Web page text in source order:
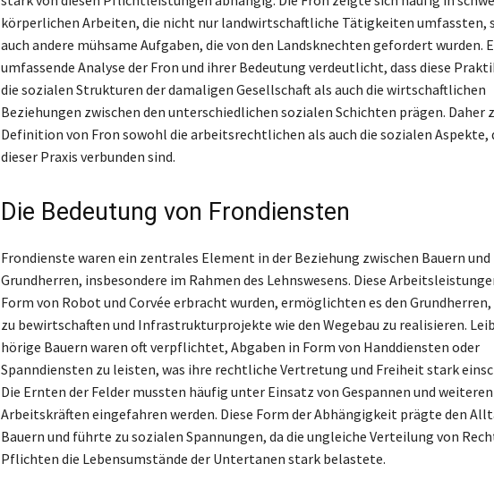
körperlichen Arbeiten, die nicht nur landwirtschaftliche Tätigkeiten umfassten,
auch andere mühsame Aufgaben, die von den Landsknechten gefordert wurden.
umfassende Analyse der Fron und ihrer Bedeutung verdeutlicht, dass diese
die sozialen Strukturen der damaligen Gesellschaft als auch die wirtschaftlichen
Beziehungen zwischen den unterschiedlichen sozialen Schichten prägen. Daher
Definition von Fron sowohl die arbeitsrechtlichen als auch die sozialen Aspekte,
dieser Praxis verbunden sind.
Die Bedeutung von Frondiensten
Frondienste waren ein zentrales Element in der Beziehung zwischen Bauern und
Grundherren, insbesondere im Rahmen des Lehnswesens. Diese
Form von Robot und Corvée erbracht wurden, ermöglichten es den
zu bewirtschaften und Infrastrukturprojekte wie den Wegebau zu realisieren.
hörige Bauern waren oft verpflichtet, Abgaben in Form von Handdiensten oder
Spanndiensten zu leisten, was ihre rechtliche Vertretung und Freiheit stark
Die Ernten der Felder mussten häufig unter Einsatz von Gespannen und weiteren
Arbeitskräften eingefahren werden. Diese Form der Abhängigkeit prägte den
Bauern und führte zu sozialen Spannungen, da die ungleiche Verteilung von
Pflichten die Lebensumstände der Untertanen stark belastete.